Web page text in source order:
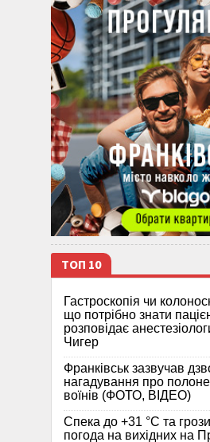
ТОП 10
Гастроскопія чи
що потрібно знати
розповідає
Чигер
Франківськ зазвучав
нагадування про
воїнів (ФОТО, ВІДЕО)
Спека до +31 °C та
погода на вихідних на